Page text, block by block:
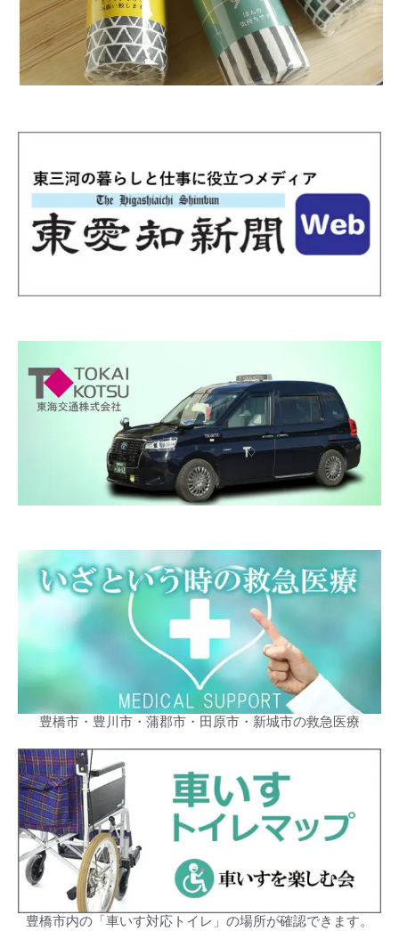
豊橋市・豊川市・蒲郡市・田原市・新城市の救急医療
豊橋市内の「車いす対応トイレ」の場所が確認できます。